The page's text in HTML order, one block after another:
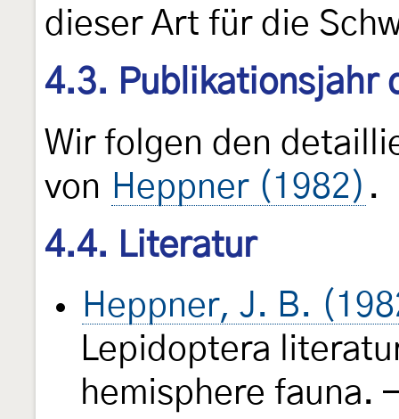
dieser Art für die
4.3. Publikationsjahr
Wir folgen den
von Heppner (1982) .
4.4. Literatur
Heppner, J. B.
Lepidoptera
hemisphere fauna.